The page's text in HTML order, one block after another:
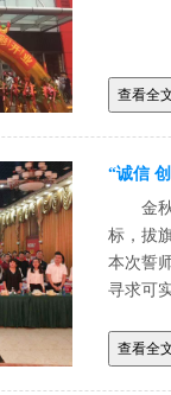
查看全
“诚信
金
标，拔
本次誓
寻求可
查看全